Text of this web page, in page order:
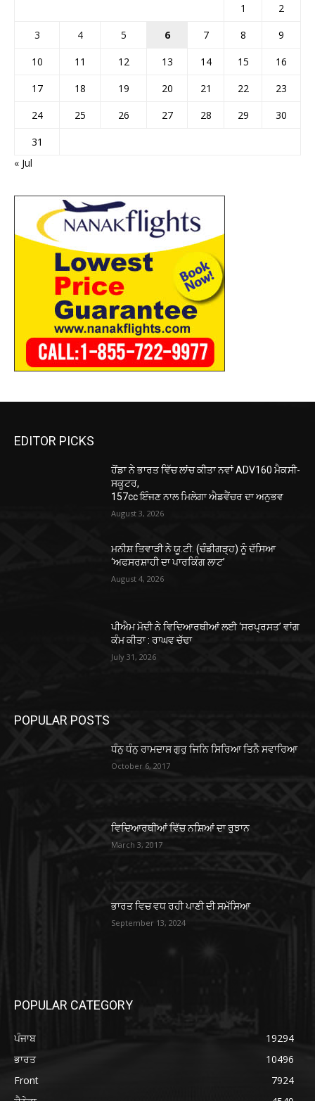
1
2
3
4 5 6 7 8
9
10
11 12 13 14 15
16
17
18 19 20 21 22
23
24
25 26 27 28 29
30
31
« Jul
EDITOR PICKS
ਹੋਂਡਾ ਨੇ ਭਾਰਤ ਵਿੱਚ ਲਾਂਚ ਕੀਤਾ ਨਵਾਂ ADV160 ਮੈਕਸੀ-
ਸਕੂਟਰ,
157cc ਇੰਜਣ ਨਾਲ ਮਿਲੇਗਾ ਐਡਵੈਂਚਰ ਦਾ ਅਨੁਭਵ
August 3, 2026
ਮਨੀਸ਼ ਤਿਵਾੜੀ ਨੇ ਯੂ.ਟੀ. (ਚੰਡੀਗੜ੍ਹ) ਨੂੰ ਦੱਸਿਆ
‘ਅਫਸਰਸ਼ਾਹੀ ਦਾ ਪਾਰਕਿੰਗ ਲਾਟ’
August 4, 2026
ਪੀਐਮ ਮੋਦੀ ਨੇ ਵਿਦਿਆਰਥੀਆਂ ਲਈ ‘ਸਰਪ੍ਰਸਤ’ ਵਾਂਗ
ਕੰਮ ਕੀਤਾ : ਰਾਘਵ ਚੱਢਾ
July 31, 2026
POPULAR POSTS
ਧੰਨੁ ਧੰਨੁ ਰਾਮਦਾਸ ਗੁਰੁ ਜਿਨਿ ਸਿਰਿਆ ਤਿਨੈ ਸਵਾਰਿਆ
October 6, 2017
ਵਿਦਿਆਰਥੀਆਂ ਵਿੱਚ ਨਸ਼ਿਆਂ ਦਾ ਰੁਝਾਨ
March 3, 2017
ਭਾਰਤ ਵਿਚ ਵਧ ਰਹੀ ਪਾਣੀ ਦੀ ਸਮੱਸਿਆ
September 13, 2024
POPULAR CATEGORY
ਪੰਜਾਬ
19294
ਭਾਰਤ
10496
Front
7924